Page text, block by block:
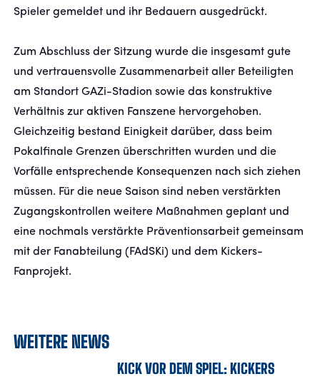
Spieler gemeldet und ihr Bedauern ausgedrückt.
Zum Abschluss der Sitzung wurde die insgesamt gute
und vertrauensvolle Zusammenarbeit aller Beteiligten
am Standort GAZi-Stadion sowie das konstruktive
Verhältnis zur aktiven Fanszene hervorgehoben.
Gleichzeitig bestand Einigkeit darüber, dass beim
Pokalfinale Grenzen überschritten wurden und die
Vorfälle entsprechende Konsequenzen nach sich ziehen
müssen. Für die neue Saison sind neben verstärkten
Zugangskontrollen weitere Maßnahmen geplant und
eine nochmals verstärkte Präventionsarbeit gemeinsam
mit der Fanabteilung (FAdSKi) und dem Kickers-
Fanprojekt.
WEITERE NEWS
KICK VOR DEM SPIEL: KICKERS